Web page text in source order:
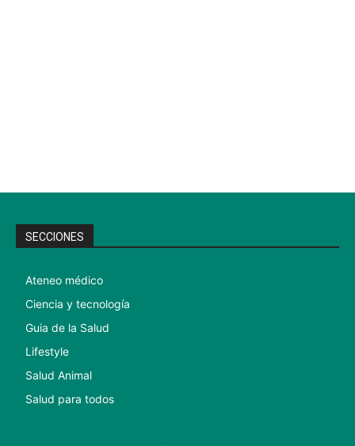
SECCIONES
Ateneo médico
Ciencia y tecnología
Guia de la Salud
Lifestyle
Salud Animal
Salud para todos